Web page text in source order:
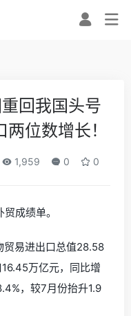
回我国头号
位数增长！
1,959 0 0
成绩单。
贸易进出口总值28.58
万亿元，同比增
，较7月份抬升1.9